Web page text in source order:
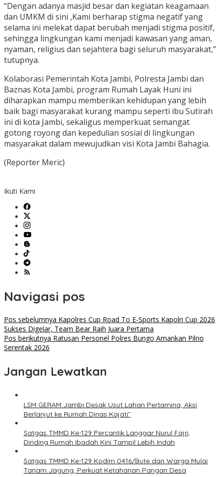
“Dengan adanya masjid besar dan kegiatan keagamaan
dan UMKM di sini ,Kami berharap stigma negatif yang
selama ini melekat dapat berubah menjadi stigma positif,
sehingga lingkungan kami menjadi kawasan yang aman,
nyaman, religius dan sejahtera bagi seluruh masyarakat,”
tutupnya.
Kolaborasi Pemerintah Kota Jambi, Polresta Jambi dan
Baznas Kota Jambi, program Rumah Layak Huni ini
diharapkan mampu memberikan kehidupan yang lebih
baik bagi masyarakat kurang mampu seperti ibu Sutirah
ini di kota Jambi, sekaligus memperkuat semangat
gotong royong dan kepedulian sosial di lingkungan
masyarakat dalam mewujudkan visi Kota Jambi Bahagia.
(Reporter Meric)
Ikuti Kami
Navigasi pos
Pos sebelumnya Kapolres Cup Road To E-Sports Kapolri Cup 2026
Sukses Digelar, Team Bear Raih Juara Pertama
Pos berikutnya Ratusan Personel Polres Bungo Amankan Pilrio
Serentak 2026
Jangan Lewatkan
LSM GERAM Jambi Desak Usut Lahan Pertamina, Aksi
Berlanjut ke Rumah Dinas Kajati”
Satgas TMMD Ke-129 Percantik Langgar Nurul Fajri,
Dinding Rumah Ibadah Kini Tampil Lebih Indah
Satgas TMMD Ke-129 Kodim 0416/Bute dan Warga Mulai
Tanam Jagung, Perkuat Ketahanan Pangan Desa